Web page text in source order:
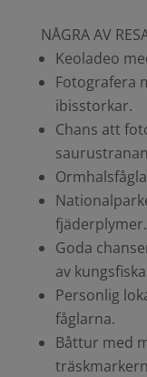
NÅGRA AV
Keoladeo
Fotografera
ibisstorkar.
Chans att
fjäderplymer.
Goda
av
Personlig
fåglarna.
Båttur med